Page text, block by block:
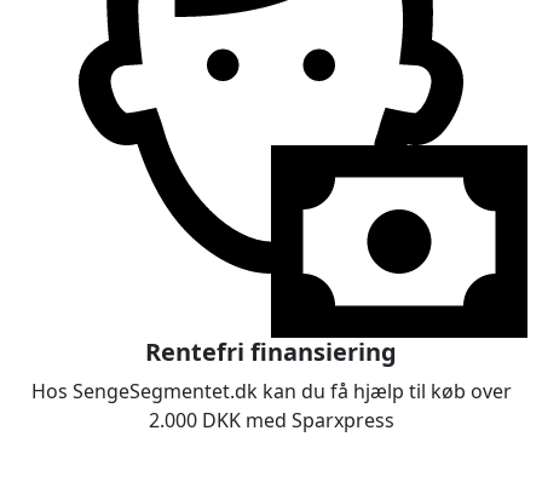
Rentefri finansiering
Hos SengeSegmentet.dk kan du få hjælp til køb over
2.000 DKK med Sparxpress